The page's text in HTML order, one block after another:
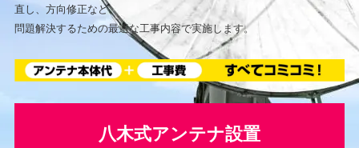
直し、方向修正など、
問題解決するための最適な工事内容で実施します。
八木式アンテナ設置